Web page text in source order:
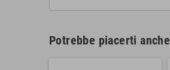
Potrebbe piacerti anche